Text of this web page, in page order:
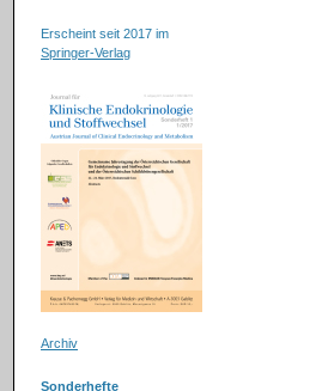
Erscheint seit 2017 im
Springer-Verlag
Archiv
Sonderhefte